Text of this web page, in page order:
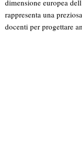
dimensione europea
rappresenta una
docenti per progettare